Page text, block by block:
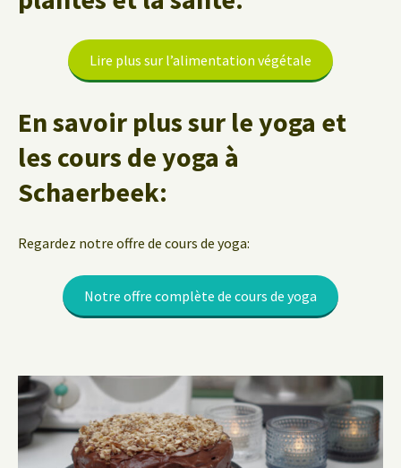
Lire plus sur l’alimentation végétale
En savoir plus sur le yoga et
les cours de yoga à
Schaerbeek:
Regardez notre offre de cours de yoga:
Notre offre complète de cours de yoga